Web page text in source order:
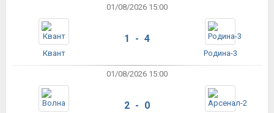
01/08/2026 15:00
Квант
1 - 4
Родина-3
01/08/2026 15:00
2 - 0